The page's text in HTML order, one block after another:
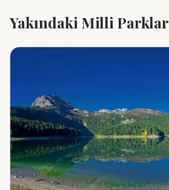
Yakındaki Milli Parklar